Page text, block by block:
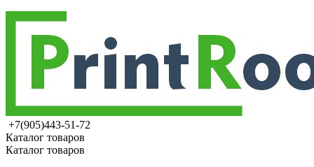
+7(905)443-51-72
Каталог товаров
Каталог товаров